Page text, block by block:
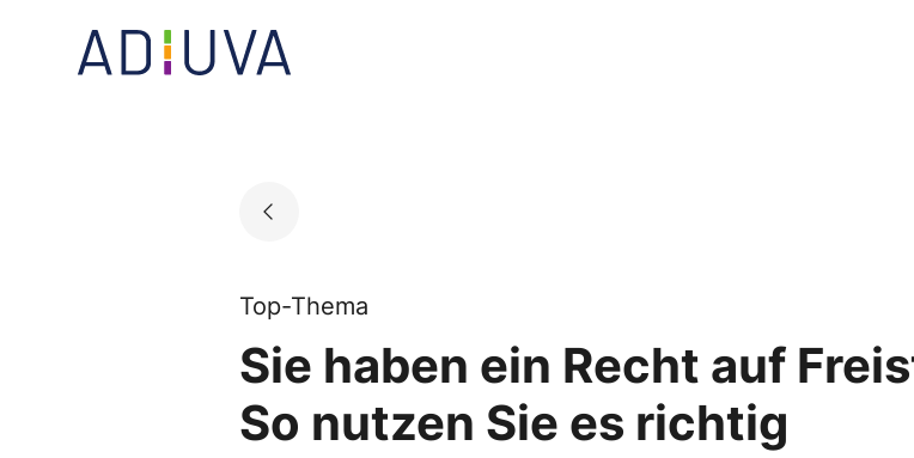
Go to landing page.
Top-Thema
Sie haben ein Recht auf
So nutzen Sie es richtig